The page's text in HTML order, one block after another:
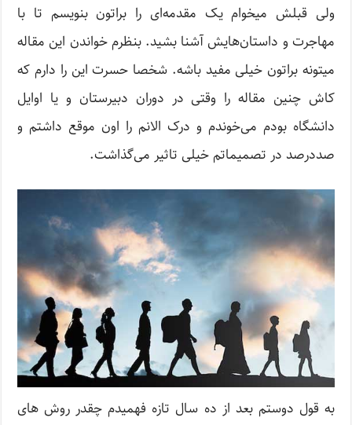
ولی قبلش میخوام یک مقدمه‌ای را براتون بنویسم تا با
مهاجرت و داستان‌هایش آشنا بشید. بنظرم خواندن این مقاله
میتونه براتون خیلی مفید باشه. شخصا حسرت این را دارم که
کاش چنین مقاله را وقتی در دوران دبیرستان و یا اوایل
دانشگاه بودم می‌خوندم و درک الانم را اون موقع داشتم و
صد‌در‌صد در تصمیماتم خیلی تاثیر می‌گذاشت.
به قول دوستم بعد از ده سال تازه فهمیدم چقدر روش های